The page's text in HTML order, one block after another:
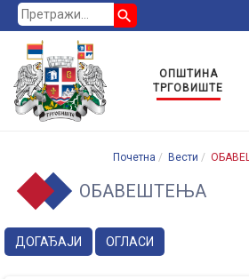
search
ОПШТИНА
ТРГОВИШТЕ
Почетна Вести
ОБАВЕШТЕЊА
ДОГАЂАЈИ ОГЛАСИ